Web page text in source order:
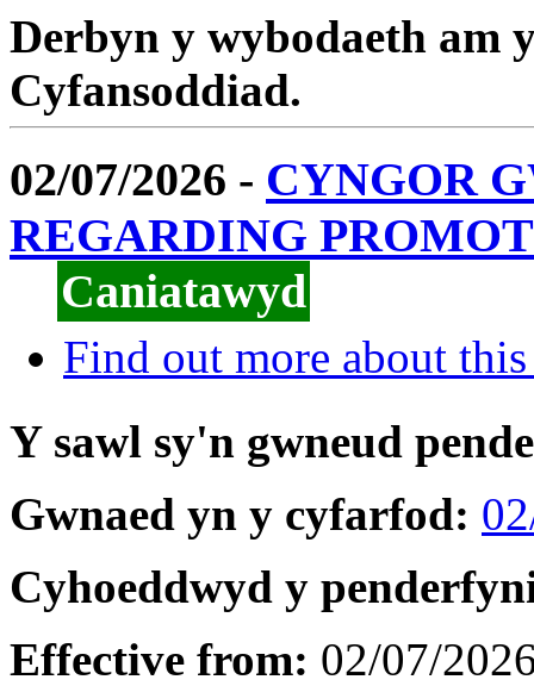
Derbyn y wybodaeth am
Cyfansoddiad.
02/07/2026 - CYNGOR
REGARDING
Caniatawyd
Find out more about
Y sawl sy'n gwneud
Gwnaed yn y cyfarfod:
Cyhoeddwyd y
Effective from: 02/07/